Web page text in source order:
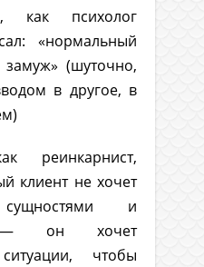
как психолог
«нормальный
(шуточно,
в другое, в
реинкарнист,
клиент не хочет
и
— он хочет
чтобы